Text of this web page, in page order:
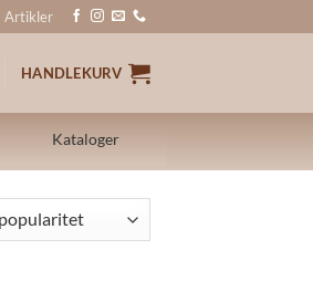
Artikler
HANDLEKURV
Kataloger